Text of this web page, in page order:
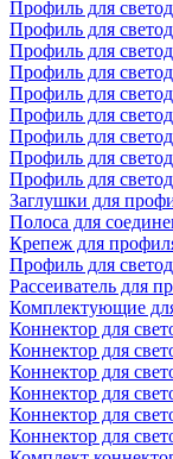
Профиль для
Профиль для
Профиль для
Профиль для
Профиль для
Профиль для
Профиль для
Профиль для
Профиль для
Заглушки для
Полоса для
Крепеж для
Профиль для
Рассеиватель для
Комплектующие
Коннектор для
Коннектор для
Коннектор для
Коннектор для
Коннектор для
Коннектор для